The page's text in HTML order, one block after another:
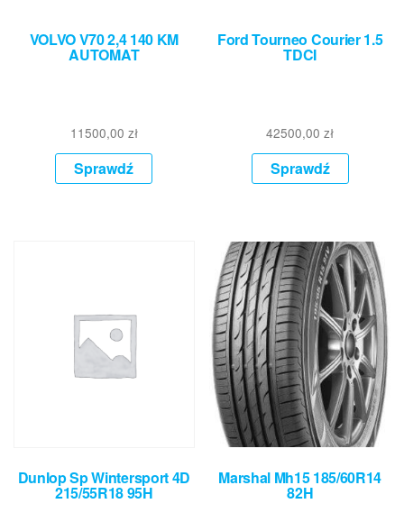
VOLVO V70 2,4 140 KM
AUTOMAT
11500,00 zł
Sprawdź
Ford Tourneo Courier 1.5
TDCI
42500,00zł
Sprawdź
Dunlop Sp Wintersport 4D
215/55R18 95H
Marshal Mh15 185/60R14
82H